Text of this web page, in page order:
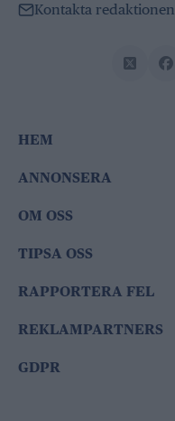
Kontakta redaktionen
HEM
ANNONSERA
OM OSS
TIPSA OSS
RAPPORTERA FEL
REKLAMPARTNERS
GDPR